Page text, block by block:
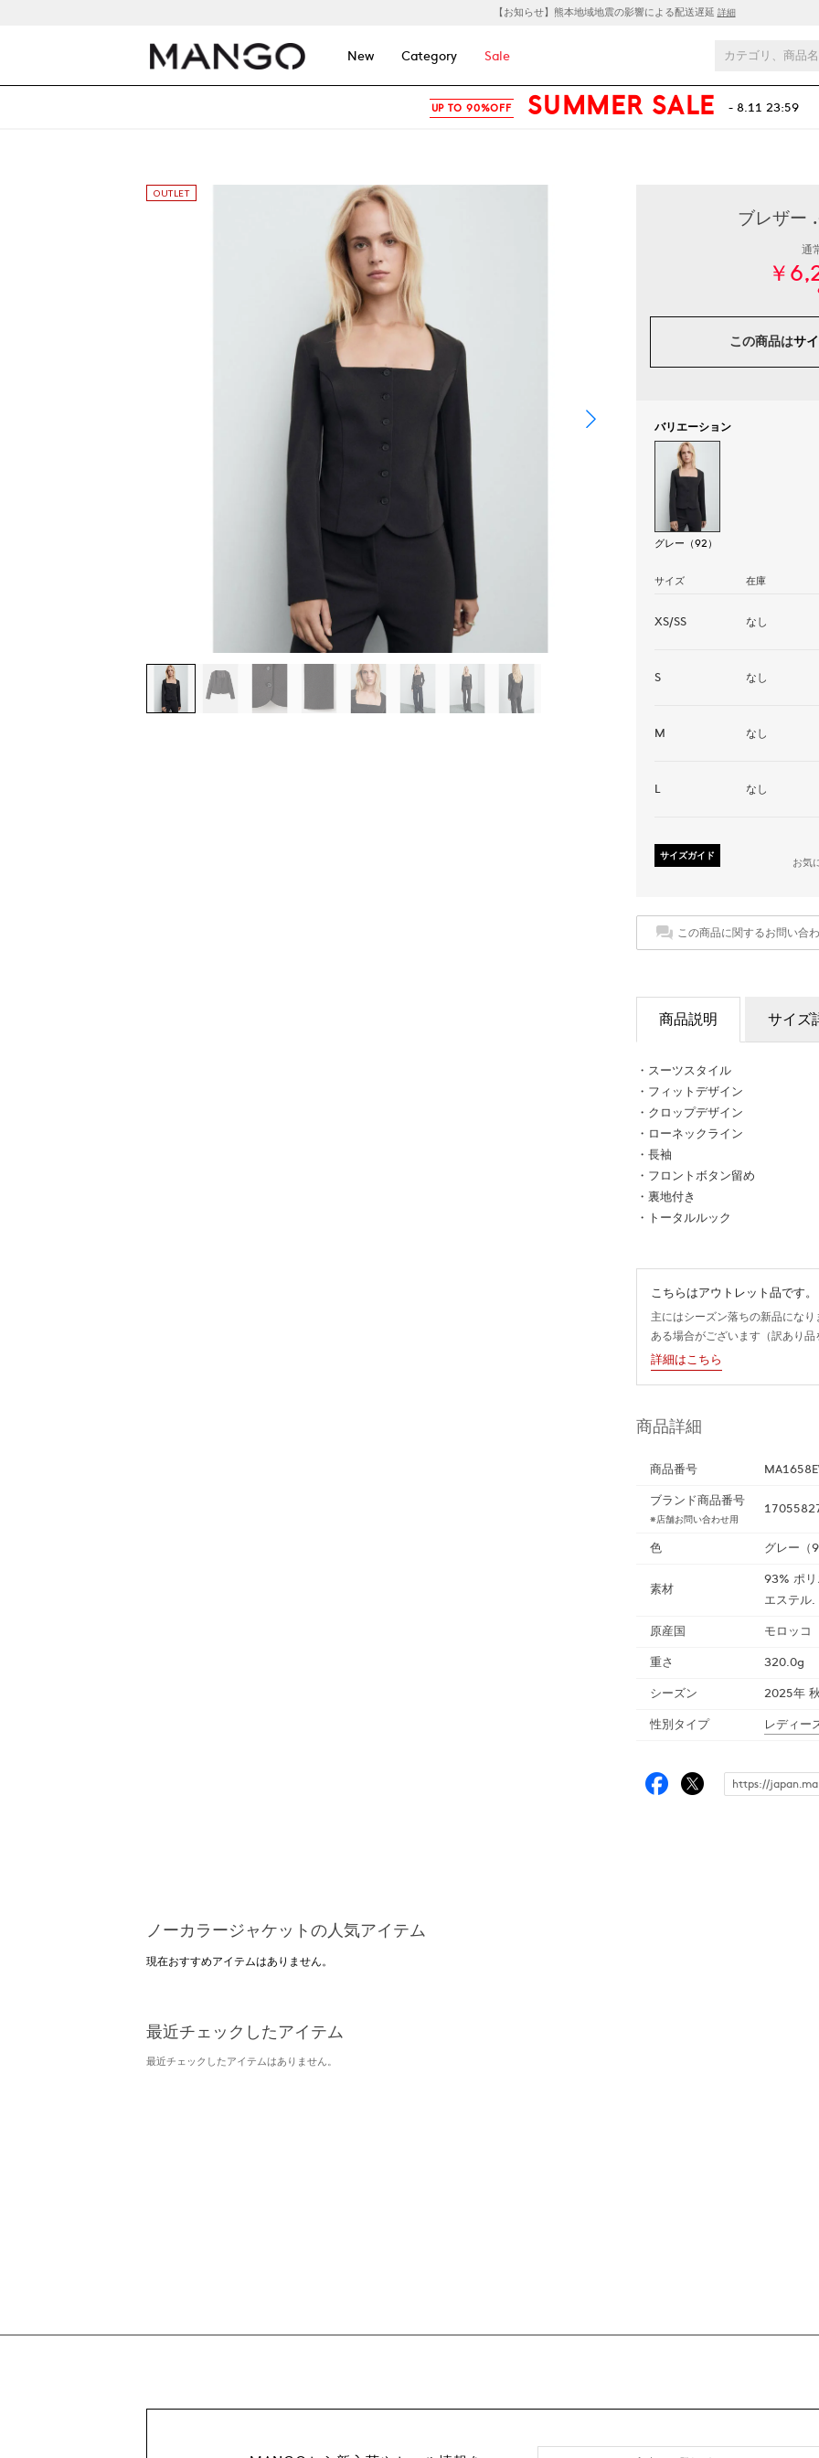
【お知らせ】熊本地域地震の影響による配送遅延 詳細
New Category Sale
UP TO 90%OFF SUMMER SALE - 8.11 23:59
ブレザー
通
￥
この商品はサ
バリエーション
グレー（92）
サイズ 在庫
XS/SS なし
S なし
M なし
L なし
サイズガイド
お気
この商品に関するお問い合
商品説明 サイズ
・スーツスタイル
・フィットデザイン
・クロップデザイン
・ローネックライン
・長袖
・フロントボタン留め
・裏地付き
・トータルルック
こちらはアウトレット品です。
主にはシーズン落ちの新品にな
ある場合がございます（訳あり品
詳細はこちら
商品詳細
商品番号
ブランド商品番号
※店舗お問い合わせ用
色 グレー（
素材
93% ポ
エステル.
原産国
モロッコ
重さ
320.0g
シーズン
2025年
性別タイプ
レディー
ノーカラージャケットの人気アイテム
現在おすすめアイテムはありません。
最近チェックしたアイテム
最近チェックしたアイテムはありません。